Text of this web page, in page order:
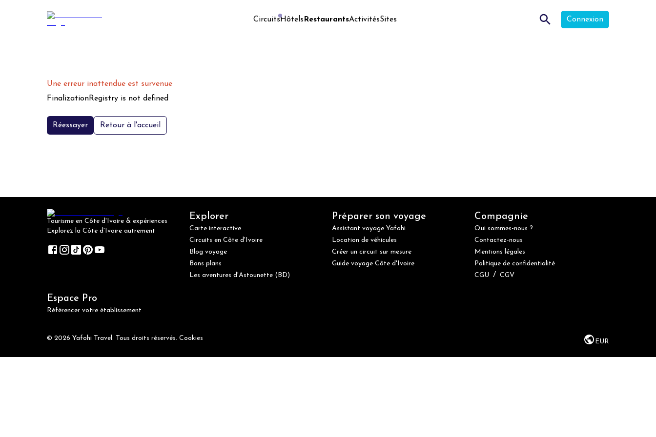
CircuitsHôtels RestaurantsActivitésSites Connexion
Une erreur inattendue est survenue
FinalizationRegistry is not defined
Réessayer Retour à l'accueil
Tourisme en Côte d'Ivoire & expériences
Explorez la Côte d'Ivoire autrement
Explorer
Carte interactive
Circuits en Côte d'Ivoire
Blog voyage
Bons plans
Les aventures d'Astounette (BD)
Préparer son voyage
Assistant voyage Yafohi
Location de véhicules
Créer un circuit sur mesure
Guide voyage Côte d'Ivoire
Compagnie
Qui sommes-nous ?
Contactez-nous
Mentions légales
Politique de confidentialité
CGU / CGV
Espace Pro
Référencer votre établissement
© 2026 Yafohi Travel. Tous droits réservés. Cookies EUR